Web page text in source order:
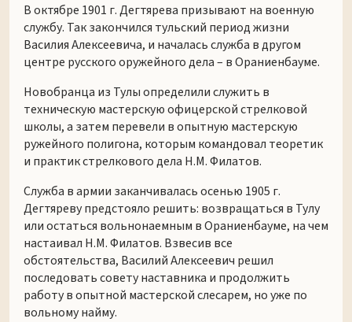
В октябре 1901 г. Дегтярева призывают на военную
службу. Так закончился тульский период жизни
Василия Алексеевича, и началась служба в другом
центре русского оружейного дела – в Ораниенбауме.
Новобранца из Тулы определили служить в
техническую мастерскую офицерской стрелковой
школы, а затем перевели в опытную мастерскую
ружейного полигона, которым командовал теоретик
и практик стрелкового дела Н.М. Филатов.
Служба в армии заканчивалась осенью 1905 г.
Дегтяреву предстояло решить: возвращаться в Тулу
или остаться вольнонаемным в Ораниенбауме, на чем
настаивал Н.М. Филатов. Взвесив все
обстоятельства, Василий Алексеевич решил
последовать совету наставника и продолжить
работу в опытной мастерской слесарем, но уже по
вольному найму.